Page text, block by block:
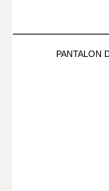
PANTALON